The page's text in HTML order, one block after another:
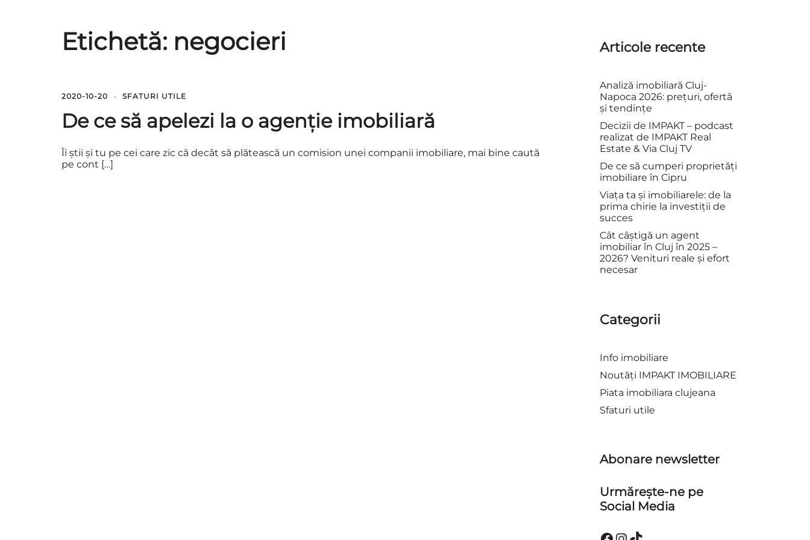
Etichetă: negocieri
2020-10-20 SFATURI UTILE
De ce să apelezi la o agenție imobiliară
Îi știi și tu pe cei care zic că decât să plătească un comision unei companii imobiliare, mai bine caută
pe cont […]
Articole recente
Analiză imobiliară Cluj-
Napoca 2026: prețuri, ofertă
și tendințe
Decizii de IMPAKT – podcast
realizat de IMPAKT Real
Estate & Via Cluj TV
De ce să cumperi proprietăți
imobiliare în Cipru
Viața ta și imobiliarele: de la
prima chirie la investiții de
succes
Cât câștigă un agent
imobiliar în Cluj în 2025 –
2026? Venituri reale și efort
necesar
Categorii
Info imobiliare
Noutăți IMPAKT IMOBILIARE
Piata imobiliara clujeana
Sfaturi utile
Abonare newsletter
Urmărește-ne pe
Social Media